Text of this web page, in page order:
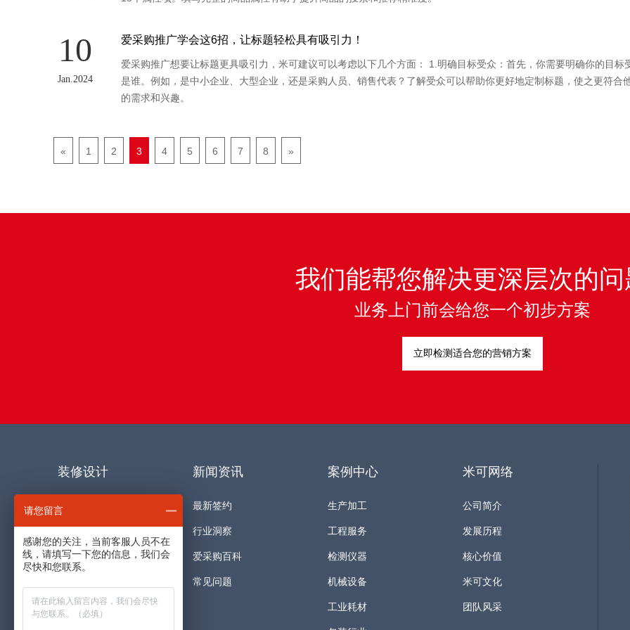
10
Jan.2024
爱采购推广学会这6招，让标题轻松具有吸引力！
爱采购推广想要让标题更具吸引力，米可建议可以考虑以下几个方面： 1.明确目标受众：首先，你需要明确你的目标
是谁。例如，是中小企业、大型企业，还是采购人员、销售代表？了解受众可以帮助你更好地定制标题，使之更符合
的需求和兴趣。
« 1 2 3 4 5 6 7 8 »
我们能帮您解决更深层次的问
业务上门前会给您一个初步方案
立即检测适合您的营销方案
装修设计
详情设计
产品视频
新闻资讯
最新签约
行业洞察
爱采购百科
常见问题
案例中心
生产加工
工程服务
检测仪器
机械设备
工业耗材
米可网络
公司简介
发展历程
核心价值
米可文化
团队风采
请您留言
感谢您的关注，当前客服人员不在
线，请填写一下您的信息，我们会
尽快和您联系。